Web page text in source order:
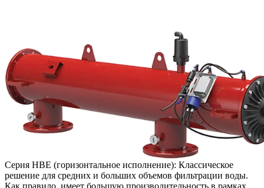
Серия HBE (горизонтальное исполнение): Классическое
решение для средних и больших объемов фильтрации воды.